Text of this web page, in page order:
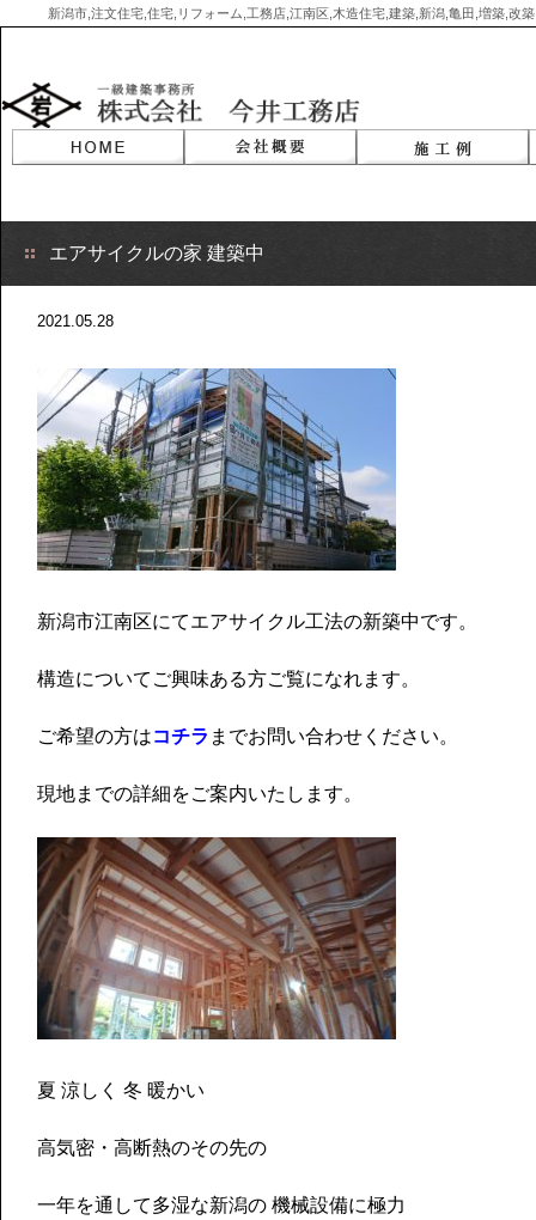
新潟市,注文住宅,住宅,リフォーム,工務店,江南区,木造住宅,建築,新潟,亀田,増築,改
content
エアサイクルの家 建築中
2021.05.28
新潟市江南区にてエアサイクル工法の新築中です。
構造についてご興味ある方ご覧になれます。
ご希望の方はコチラ までお問い合わせください。
現地までの詳細をご案内いたします。
夏 涼しく 冬 暖かい
高気密・高断熱のその先の
一年を通して多湿な新潟の 機械設備に極力